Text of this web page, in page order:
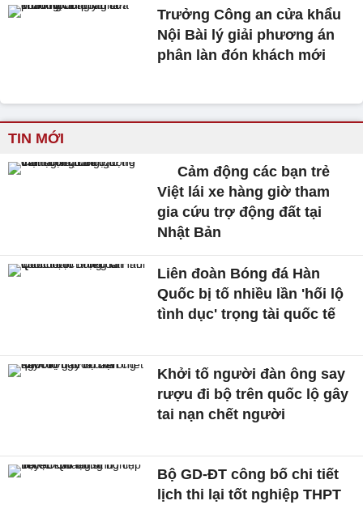
Trưởng Công an cửa khẩu
Nội Bài lý giải phương án
phân làn đón khách mới
TIN MỚI
Cảm động các bạn trẻ
Việt lái xe hàng giờ tham
gia cứu trợ động đất tại
Nhật Bản
Liên đoàn Bóng đá Hàn
Quốc bị tố nhiều lần 'hối lộ
tình dục' trọng tài quốc tế
Khởi tố người đàn ông say
rượu đi bộ trên quốc lộ gây
tai nạn chết người
Bộ GD-ĐT công bố chi tiết
lịch thi lại tốt nghiệp THPT